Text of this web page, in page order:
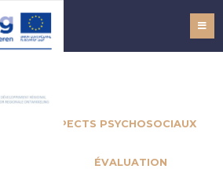
ASPECTS PSYCHOSOCIAUX
ÉVALUATION